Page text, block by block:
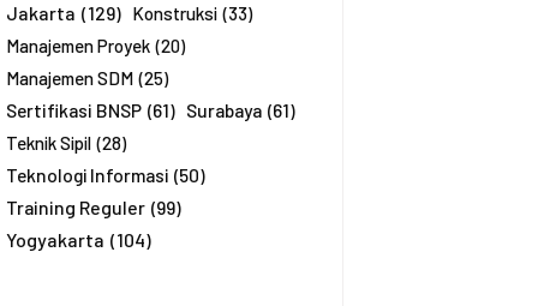
Jakarta (129) Konstruksi (33)
Manajemen Proyek (20)
Manajemen SDM (25)
Sertifikasi BNSP (61) Surabaya (61)
Teknik Sipil (28)
Teknologi Informasi (50)
Training Reguler (99)
Yogyakarta (104)